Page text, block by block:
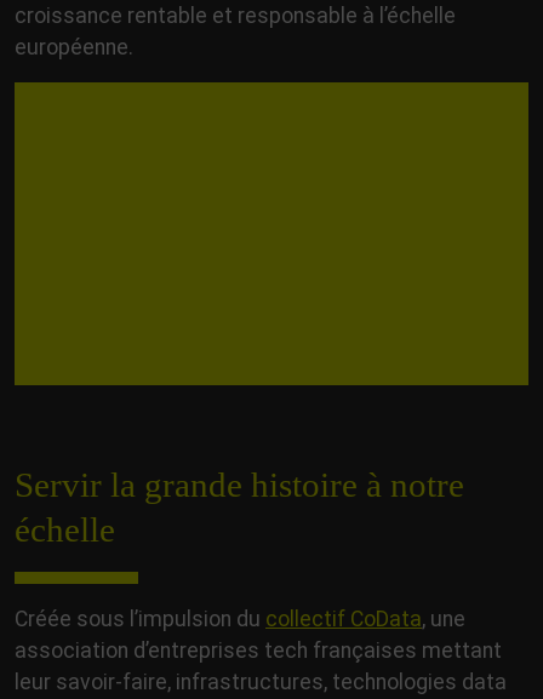
croissance rentable et responsable à l’échelle
européenne.
Servir la grande histoire à notre
échelle
Créée sous l’impulsion du collectif CoData, une
association d’entreprises tech françaises mettant
leur savoir-faire, infrastructures, technologies data